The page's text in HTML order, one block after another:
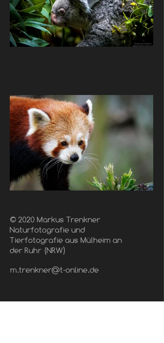
© 2020 Markus Trenkner
Naturfotografie und
Tierfotografie aus Mülheim an
der Ruhr (NRW)
m.trenkner@t-online.de